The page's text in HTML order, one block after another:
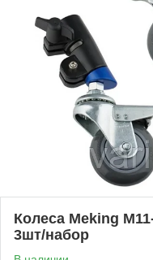
Колеса Meking
3шт/набор